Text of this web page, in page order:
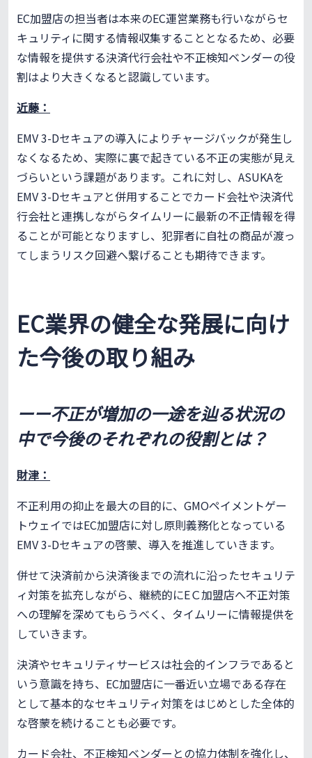
EC加盟店の担当者は本来のEC運営業務も行いながらセ
キュリティに関する情報収集することとなるため、必要
な情報を提供する決済代行会社や不正検知ベンダーの役
割はより大きくなると認識しています。
近藤：
EMV 3-Dセキュアの導入によりチャージバックが発生し
なくなるため、実際に裏で起きている不正の実態が見え
づらいという課題があります。これに対し、ASUKAを
EMV 3-Dセキュアと併用することでカード会社や決済代
行会社と連携しながらタイムリーに最新の不正情報を得
ることが可能となりますし、犯罪者に自社の商品が渡っ
てしまうリスク回避へ繋げることも期待できます。
EC業界の健全な発展に向け
た今後の取り組み
ーー不正が増加の一途を辿る状況の
中で今後のそれぞれの役割とは？
財津：
不正利用の抑止を最大の目的に、GMOペイメントゲー
トウェイではEC加盟店に対し原則義務化となっている
EMV 3-Dセキュアの啓蒙、導入を推進していきます。
併せて決済前から決済後までの流れに沿ったセキュリテ
ィ対策を拡充しながら、継続的にEＣ加盟店へ不正対策
への理解を深めてもらうべく、タイムリーに情報提供を
していきます。
決済やセキュリティサービスは社会的インフラであると
いう意識を持ち、EC加盟店に一番近い立場である存在
として基本的なセキュリティ対策をはじめとした全体的
な啓蒙を続けることも必要です。
カード会社、不正検知ベンダーとの協力体制を強化し、